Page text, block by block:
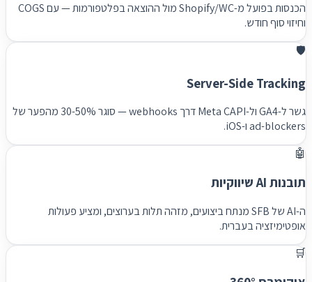
הכנסות בפועל מ-Shopify/WC מול ההוצאה בפלטפורמות — עם COGS
וחיזוי סוף חודש.
🛡️
Server-Side Tracking
גשר ל-GA4 ול-Meta CAPI דרך webhooks — סוגר 30-50% מהפער של
ad-blockers ו-iOS.
🤖
תובנות AI שיווקיות
ה-AI של SFB מנתח ביצועים, מזהה תלות בערוצים, ומציע פעולות
אופטימיזציה בעברית.
🛒